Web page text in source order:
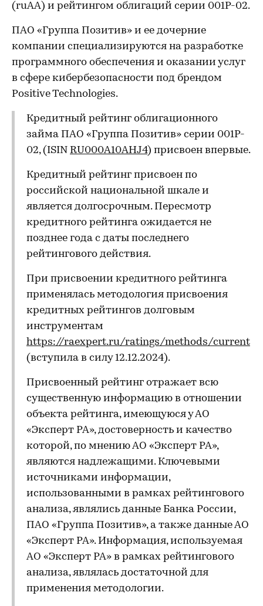
(ruAA) и рейтингом облигаций серии 001P-02.
ПАО «Группа Позитив» и ее дочерние
компании специализируются на разработке
программного обеспечения и оказании услуг
в сфере кибербезопасности под брендом
Positive Technologies.
Кредитный рейтинг облигационного
займа ПАО «Группа Позитив» серии 001P-
02, (ISIN RU000A10AHJ4) присвоен впервые.
Кредитный рейтинг присвоен по
российской национальной шкале и
является долгосрочным. Пересмотр
кредитного рейтинга ожидается не
позднее года с даты последнего
рейтингового действия.
При присвоении кредитного рейтинга
применялась методология присвоения
кредитных рейтингов долговым
инструментам
https://raexpert.ru/ratings/methods/current
(вступила в силу 12.12.2024).
Присвоенный рейтинг отражает всю
существенную информацию в отношении
объекта рейтинга, имеющуюся у АО
«Эксперт РА», достоверность и качество
которой, по мнению АО «Эксперт РА»,
являются надлежащими. Ключевыми
источниками информации,
использованными в рамках рейтингового
анализа, являлись данные Банка России,
ПАО «Группа Позитив», а также данные АО
«Эксперт РА». Информация, используемая
АО «Эксперт РА» в рамках рейтингового
анализа, являлась достаточной для
применения методологии.